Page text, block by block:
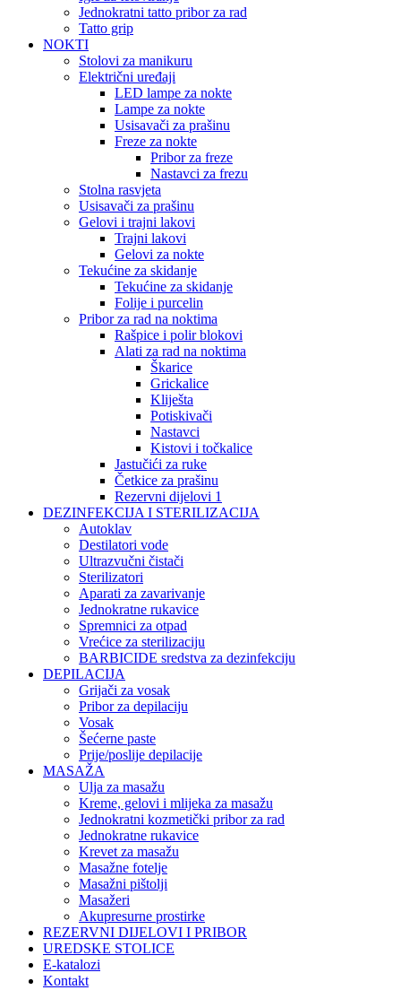
Jednokratni tatto pribor za rad
Tatto grip
NOKTI
Stolovi za manikuru
Električni uređaji
LED lampe za nokte
Lampe za nokte
Usisavači za prašinu
Freze za nokte
Pribor za freze
Nastavci za frezu
Stolna rasvjeta
Usisavači za prašinu
Gelovi i trajni lakovi
Trajni lakovi
Gelovi za nokte
Tekućine za skidanje
Tekućine za skidanje
Folije i purcelin
Pribor za rad na noktima
Rašpice i polir blokovi
Alati za rad na noktima
Škarice
Grickalice
Kliješta
Potiskivači
Nastavci
Kistovi i točkalice
Jastučići za ruke
Četkice za prašinu
Rezervni dijelovi 1
DEZINFEKCIJA I STERILIZACIJA
Autoklav
Destilatori vode
Ultrazvučni čistači
Sterilizatori
Aparati za zavarivanje
Jednokratne rukavice
Spremnici za otpad
Vrećice za sterilizaciju
BARBICIDE sredstva za dezinfekciju
DEPILACIJA
Grijači za vosak
Pribor za depilaciju
Vosak
Šećerne paste
Prije/poslije depilacije
MASAŽA
Ulja za masažu
Kreme, gelovi i mlijeka za masažu
Jednokratni kozmetički pribor za rad
Jednokratne rukavice
Krevet za masažu
Masažne fotelje
Masažni pištolji
Masažeri
Akupresurne prostirke
REZERVNI DIJELOVI I PRIBOR
UREDSKE STOLICE
E-katalozi
Kontakt